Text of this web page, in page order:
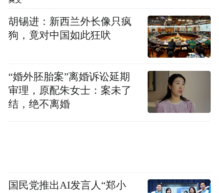
胡锡进：新西兰外长像只疯
狗，竟对中国如此狂吠
“婚外胚胎案”离婚诉讼延期
审理，原配朱女士：案未了
结，绝不离婚
国民党推出AI发言人“郑小